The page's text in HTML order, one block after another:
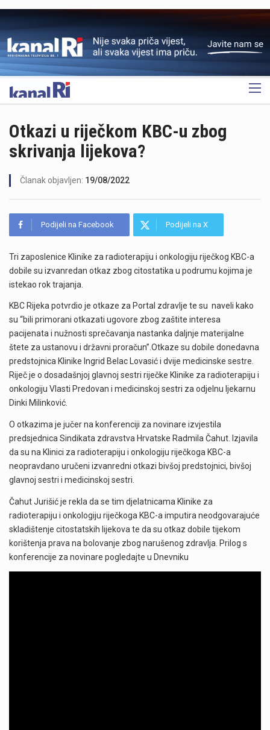
OGLAS
Otkazi u riječkom KBC-u zbog
skrivanja lijekova?
Članak objavljen: 19/08/2022
Podijeli na Facebook Podijeli na X
Tri zaposlenice Klinike za radioterapiju i onkologiju riječkog KBC-a
dobile su izvanredan otkaz zbog citostatika u podrumu kojima je
istekao rok trajanja.
KBC Rijeka potvrdio je otkaze za Portal zdravlje te su naveli kako
su “bili primorani otkazati ugovore zbog zaštite interesa
pacijenata i nužnosti sprečavanja nastanka daljnje materijalne
štete za ustanovu i državni proračun”.Otkaze su dobile donedavna
predstojnica Klinike Ingrid Belac Lovasić i dvije medicinske sestre.
Riječ je o dosadašnjoj glavnoj sestri riječke Klinike za radioterapiju i
onkologiju Vlasti Predovan i medicinskoj sestri za odjelnu ljekarnu
Dinki Milinković.
O otkazima je jučer na konferenciji za novinare izvjestila
predsjednica Sindikata zdravstva Hrvatske Radmila Čahut. Izjavila
da su na Klinici za radioterapiju i onkologiju riječkoga KBC-a
neopravdano uručeni izvanredni otkazi bivšoj predstojnici, bivšoj
glavnoj sestri i medicinskoj sestri.
Čahut Jurišić je rekla da se tim djelatnicama Klinike za
radioterapiju i onkologiju riječkoga KBC-a imputira neodgovarajuće
skladištenje citostatskih lijekova te da su otkaz dobile tijekom
korištenja prava na bolovanje zbog narušenog zdravlja. Prilog s
konferencije za novinare pogledajte u Dnevniku